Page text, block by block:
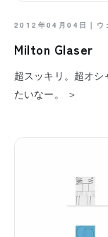
2012年04月04日｜ ウ
Milton Glaser
超スッキリ。超オ
たいなー。 ＞